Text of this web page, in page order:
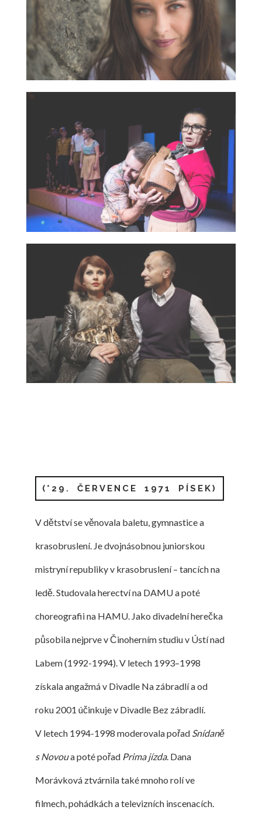
(*29. ČERVENCE 1971 PÍSEK)
V dětství se věnovala baletu, gymnastice a
krasobruslení. Je dvojnásobnou juniorskou
mistryní republiky v krasobruslení – tancích na
ledě. Studovala herectví na DAMU a poté
choreografii na HAMU. Jako divadelní herečka
působila nejprve v Činoherním studiu v Ústí nad
Labem (1992-1994). V letech 1993–1998
získala angažmá v Divadle Na zábradlí a od
roku 2001 účinkuje v Divadle Bez zábradlí.
V letech 1994-1998 moderovala pořad Snídaně
s Novoua poté pořad Prima jízda. Dana
Morávková ztvárnila také mnoho rolí ve
filmech, pohádkách a televizních inscenacích.